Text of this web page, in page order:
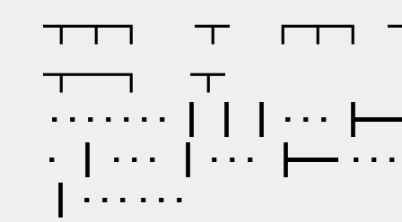
┳┳┓ ┳ ┏┳┓
┳━┓ ┳
･･･････ ┃┃┃･･
･ ┃ ･･･ ┃･･･ ┣━
┃･･･ ･･･